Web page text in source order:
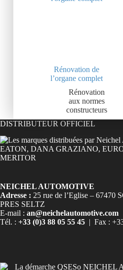
Rénovation de
l’organe complet
Rénovation
aux normes
constructeurs
DISTRIBUTEUR OFFICIEL
NEICHEL AUTOMOTIVE
Adresse : 25 rue de l’Eglise – 67470
PRES SELTZ
E-mail : an@neichelautomotive.com
Tél. : +33 (0)3 88 05 55 45 | Fax :